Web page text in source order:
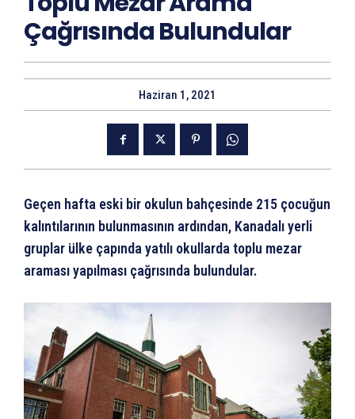
Çağrısında Bulundular
Haziran 1, 2021
Geçen hafta eski bir okulun bahçesinde 215 çocuğun
kalıntılarının bulunmasının ardından, Kanadalı yerli
gruplar ülke çapında yatılı okullarda toplu mezar
araması yapılması çağrısında bulundular.